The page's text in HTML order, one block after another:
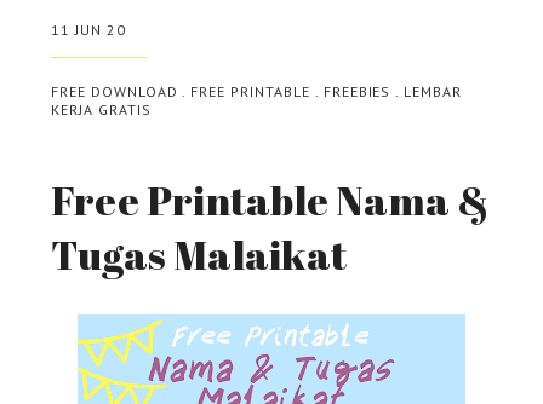
11 JUN 20
FREE DOWNLOAD . FREE PRINTABLE . FREEBIES . LEMBAR
KERJA GRATIS
Free Printable Nama &
Tugas Malaikat